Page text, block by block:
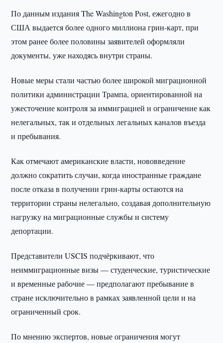
По данным издания The Washington Post, ежегодно в
США выдается более одного миллиона грин-карт, при
этом ранее более половины заявителей оформляли
документы, уже находясь внутри страны.
Новые меры стали частью более широкой миграционной
политики администрации Трампа, ориентированной на
ужесточение контроля за иммиграцией и ограничение как
нелегальных, так и отдельных легальных каналов въезда
и пребывания.
Как отмечают американские власти, нововведение
должно сократить случаи, когда иностранные граждане
после отказа в получении грин-карты остаются на
территории страны нелегально, создавая дополнительную
нагрузку на миграционные службы и систему
депортации.
Представители USCIS подчёркивают, что
неиммиграционные визы — студенческие, туристические
и временные рабочие — предполагают пребывание в
стране исключительно в рамках заявленной цели и на
ограниченный срок.
По мнению экспертов, новые ограничения могут